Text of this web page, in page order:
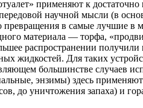
применяют к
научной мысли (в
превращения в самые лучшие в
материала — торфа,
распространении
жидкостей. Для таких
большинстве случаев
энзимы) здесь
до уничтожения запаха) и